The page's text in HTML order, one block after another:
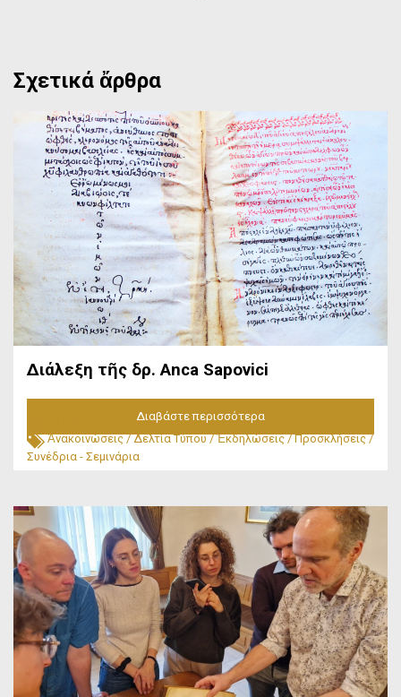
Σχετικά ἄρθρα
Διάλεξη τῆς δρ. Anca Sapovici
Διαβάστε περισσότερα
Ἀνακοινώσεις/Δελτία Τύπου/Ἐκδηλώσεις/Προσκλήσεις/
Συνέδρια - Σεμινάρια